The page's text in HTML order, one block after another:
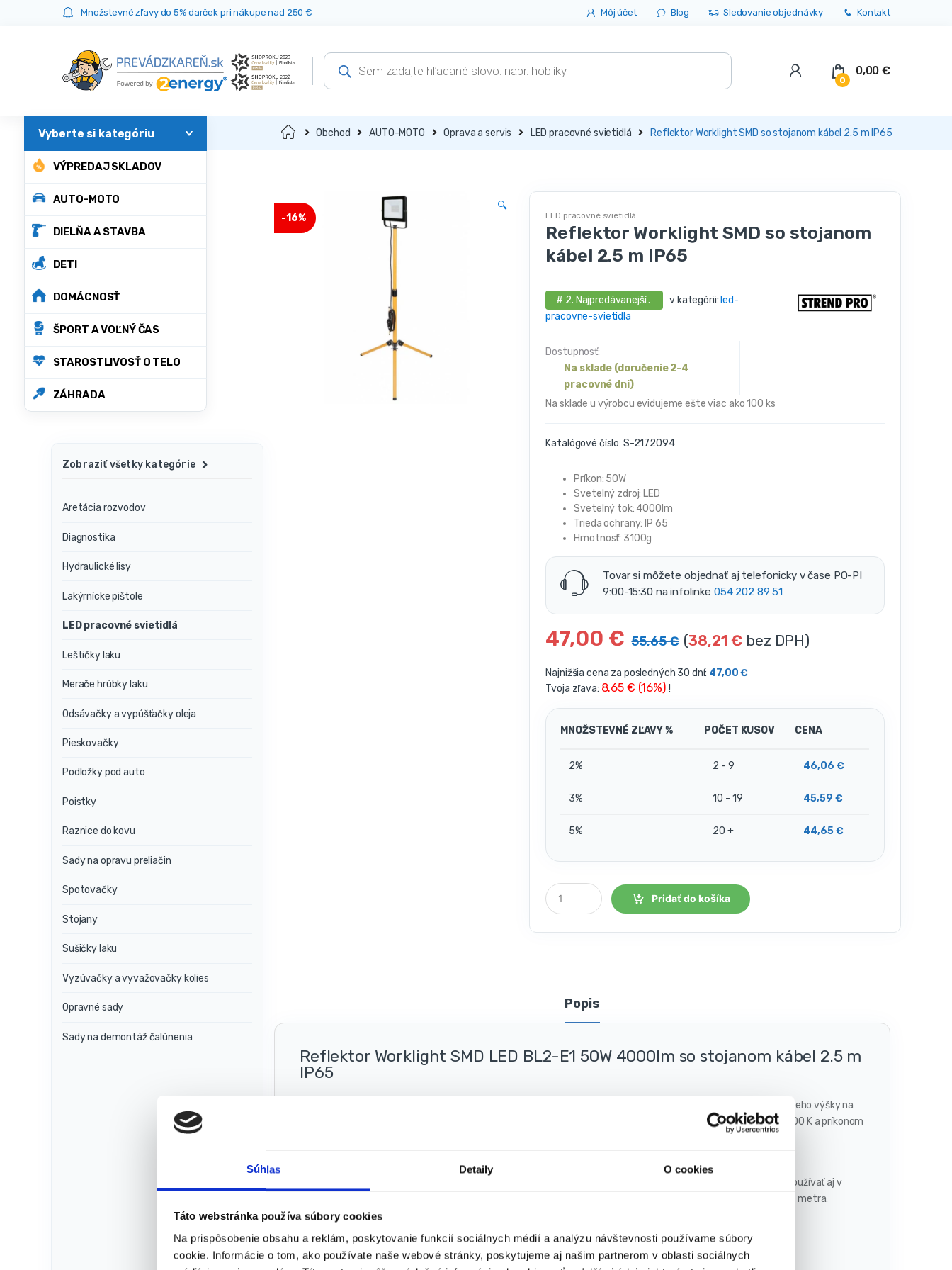
Súhlas Detaily O cookies
Táto webstránka používa súbory cookies
Na prispôsobenie obsahu a reklám, poskytovanie funkcií sociálnych médií a analýzu návštevnosti používame súbory
cookie. Informácie o tom, ako používate naše webové stránky, poskytujeme aj našim partnerom v oblasti sociálnych
Množstevné zľavy do 5% darček pri nákupe nad 250 € Môj účet Blog Sledovanie objednávky Kontakt
Products
search
0
0,00€
VÝPREDAJ SKLADOV
AUTO-MOTO
DIELŇA A STAVBA
DETI
DOMÁCNOSŤ
ŠPORT A VOĽNÝ ČAS
STAROSTLIVOSŤ O TELO
ZÁHRADA
Domov Obchod AUTO-MOTO Oprava a servis LED pracovné svietidlá Reflektor Worklight SMD so stojanom kábel 2.5 m IP65
-16%
🔍
LED pracovné svietidlá
Reflektor Worklight SMD so stojanom
kábel 2.5 m IP65
# 2. Najpredávanejší . v kategórii: led-
pracovne-svietidla
Dostupnosť:
Na sklade (doručenie 2-4
pracovné dni)
Na sklade u výrobcu evidujeme ešte viac ako 100 ks
Katalógové číslo: S-2172094
Príkon: 50W
Svetelný zdroj: LED
Svetelný tok: 4000lm
Trieda ochrany: IP 65
Hmotnosť: 3100g
Tovar si môžete objednať aj telefonicky v čase PO-PI
9:00-15:30 na infolinke 054 202 89 51
47,00 € 55,65€ (38,21€ bez DPH)
Najnižšia cena za posledných 30 dní: 47,00 €
Tvoja zľava: 8.65 € (16%) !
MNOŽSTEVNÉ ZĽAVY % POČET KUSOV CENA
2% 2 - 9 46,06 €
3% 10 - 19 45,59 €
5% 20 + 44,65€
P
o
č
Pridať do košíka
Popis
Reflektor Worklight SMD LED BL2-E1 50W 4000lm so stojanom kábel 2.5 m
IP65
O priamočiare a jasné svetlo sa dokáže postarať vysoký reflektor Worklight BL2S50A1-E1 , s možnosťou úpravy jeho výšky na
stojane. Uhol svietenia je taktiež nastaviteľný od 0 – 120°. Svietivosť dosahuje až 4000 lm s teplotou farby 4000 K a príkonom
Plusom je stupeň ochrany IP65, čo znamená odolnosť voči dažďu a časticiam prachu. Reflektor teda môžete používať aj v
exteriéri bez obáv o jeho poškodenie. Napája sa klasicky zo siete s napätím 230 V. Disponuje káblom s dĺžkou 2,5 metra.
Technické parametre:
Zobraziť všetky kategórie
Aretácia rozvodov
Diagnostika
Hydraulické lisy
Lakýrnícke pištole
LED pracovné svietidlá
Leštičky laku
Merače hrúbky laku
Odsávačky a vypúšťačky oleja
Pieskovačky
Podložky pod auto
Poistky
Raznice do kovu
Sady na opravu preliačin
Spotovačky
Stojany
Sušičky laku
Vyzúvačky a vyvažovačky kolies
Opravné sady
Sady na demontáž čalúnenia